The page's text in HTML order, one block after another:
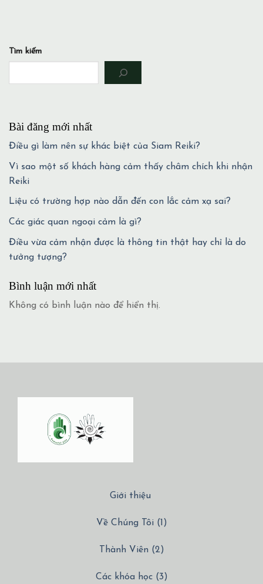
Tìm kiếm
Bài đăng mới nhất
Điều gì làm nên sự khác biệt của Siam Reiki?
Vì sao một số khách hàng cảm thấy châm chích khi nhận
Reiki
Liệu có trường hợp nào dẫn đến con lắc cảm xạ sai?
Các giác quan ngoại cảm là gì?
Điều vừa cảm nhận được là thông tin thật hay chỉ là do
tưởng tượng?
Bình luận mới nhất
Không có bình luận nào để hiển thị.
Giới thiệu
Về Chúng Tôi (1)
Thành Viên (2)
Các khóa học (3)